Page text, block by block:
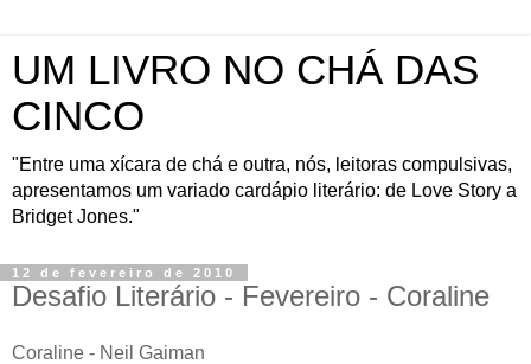
UM LIVRO NO CHÁ DAS
CINCO
"Entre uma xícara de chá e outra, nós, leitoras compulsivas,
apresentamos um variado cardápio literário: de Love Story a
Bridget Jones."
12 de fevereiro de 2010
Desafio Literário - Fevereiro - Coraline
Coraline - Neil Gaiman